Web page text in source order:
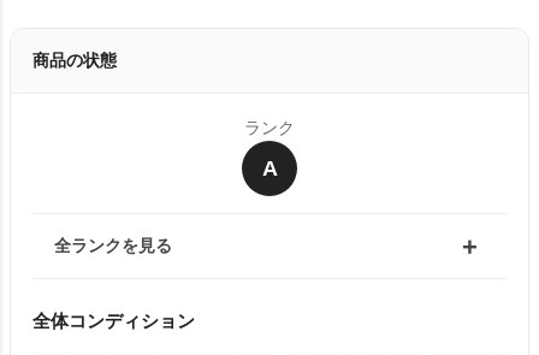
商品の状態
ランク
A
全ランクを見る
全体コンディション